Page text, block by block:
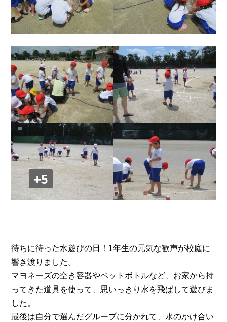
+5
待ちに待った水遊びの日！1年生の元気な歓声が校庭に
響き渡りました。
マヨネーズの空き容器やペットボトルなど、お家から持
ってきた道具を使って、思いっきり水を飛ばして遊びま
した。
最後は自分で選んだグループに分かれて、水のかけ合い